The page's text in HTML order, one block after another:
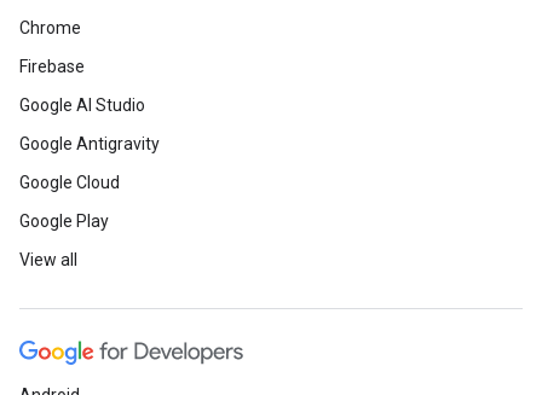
Chrome
Firebase
Google AI Studio
Google Antigravity
Google Cloud
Google Play
View all